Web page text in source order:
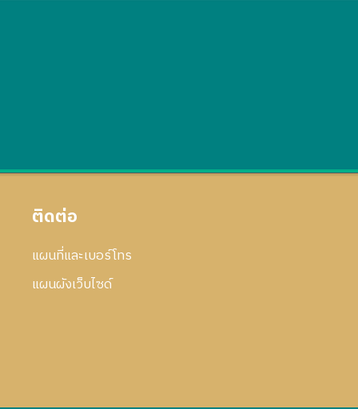
ติดต่อ
แผนที่และเบอร์โทร
แผนผังเว็บไซด์